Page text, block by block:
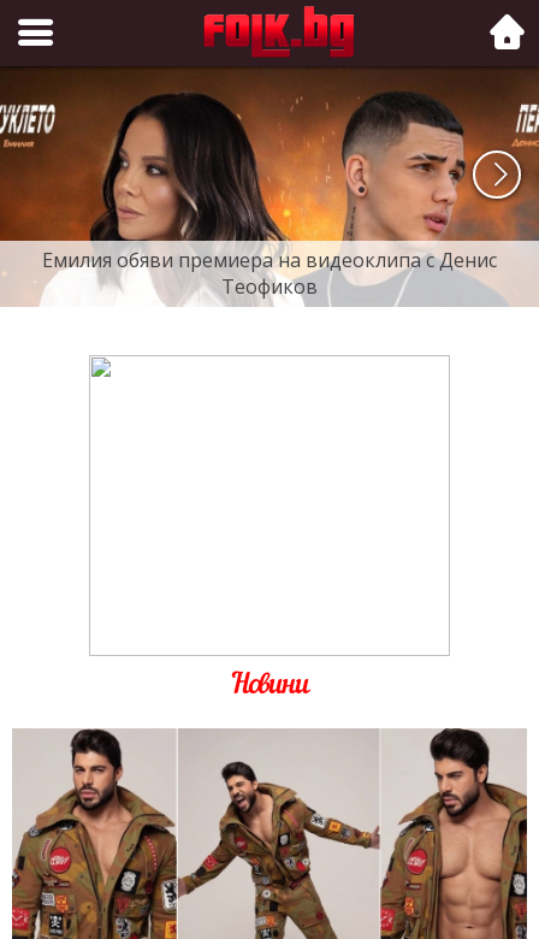
Folk.bg
Емилия обяви премиера на видеоклипа с Денис
Теофиков
Новини